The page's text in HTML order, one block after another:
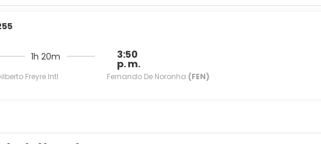
Freyre Intl
1h 20m 3:50
p. m.
Fernando De Noronha (FEN)